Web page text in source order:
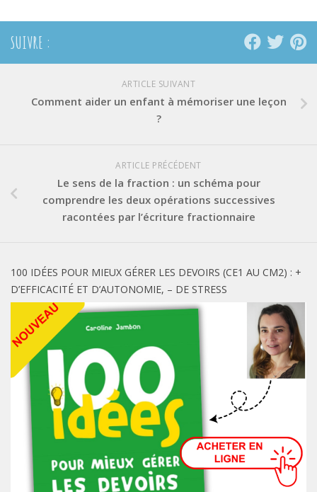
SUIVRE :
ARTICLE SUIVANT
Comment aider un enfant à mémoriser une leçon
?
ARTICLE PRÉCÉDENT
Le sens de la fraction : un schéma pour
comprendre les deux opérations successives
racontées par l’écriture fractionnaire
100 IDÉES POUR MIEUX GÉRER LES DEVOIRS (CE1 AU CM2) : +
D’EFFICACITÉ ET D’AUTONOMIE, – DE STRESS